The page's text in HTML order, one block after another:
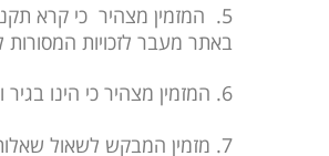
5. המזמין מצהיר כי קרא
באתר מעבר לזכויות
6. המזמין מצהיר כי הינו בגיר וכי הוא רשאי לבצע הזמנה באתר בהתאם לדין.
7. מזמין המבקש לשאול שאלות בנוגע לאמור בתקנון זה, ובכלל, מוזמן לפנות לבעל האתר באמצעות הפונקציה “צור קשר”, שבראש האתר.